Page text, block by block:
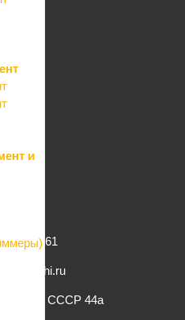
и
261-61-61
sochi.ru
СССР 44а